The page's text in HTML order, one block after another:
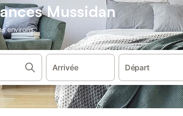
Mussidan
environs.
Arrivée Départ